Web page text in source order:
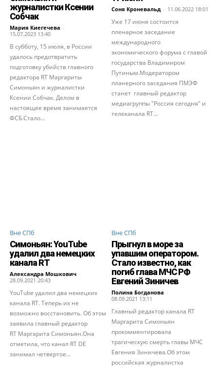
журналистки Ксении
Собчак
Мария Киегечева -
15.07.2023 13:40
В субботу, 15 июля, в России
удалось предотвратить
подготовку убийств главного
редактора RT Маргариты
Симоньян и журналистки
Ксении Собчак. Делом в
настоящее время занимается
ФСБ.Стало...
Соня Кроневальд - 11.06.2022 18:01
Уже 17 июня состоится
пленарное заседание
международного
экономического форума с главой
государства Владимиром
Путиным.Модератором
планерного заседания ПМЭФ
станет главный редактор
медиагруппы "Россия сегодня" и
телеканала RT...
Вне СПб
Симоньян: YouTube
удалил два немецких
канала RT
Александра Мошкович -
28.09.2021 20:43
YouTube удалил два немецких
канала RT. Теперь их не
возможно восстановить. Об этом
заявила главный редактор
RT Маргарита Симоньян.Она
отметила, что канал RT DE
занимал четвертое...
Вне СПб
Прыгнул в море за
упавшим оператором.
Стало известно, как
погиб глава МЧС РФ
Евгений Зиничев
Полина Богданова -
08.09.2021 13:11
Главный редактор канала RT
Маргарита Симоньян
прокомментировала
трагическую смерть главы МЧС
Евгения Зиничева.Об этом
российская журналистка